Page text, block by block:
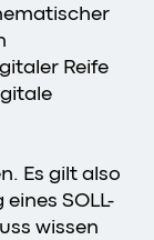
Reife
Es gilt also
SOLL-
wissen